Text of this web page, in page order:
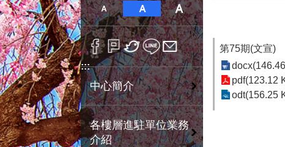
:::
中心簡介
各樓層進駐單位業務
介紹
第75期(文宣)
pdf(123.12
odt(156.25